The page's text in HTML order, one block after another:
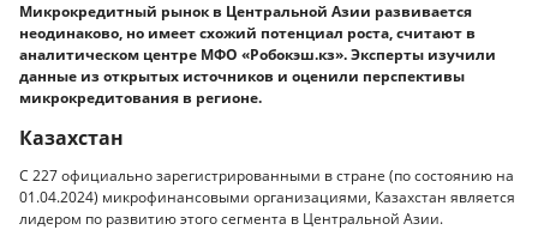
Микрокредитный рынок в Центральной Азии развивается
неодинаково, но имеет схожий потенциал роста, считают в
аналитическом центре МФО «Робокэш.кз». Эксперты изучили
данные из открытых источников и оценили перспективы
микрокредитования в регионе.
Казахстан
С 227 официально зарегистрированными в стране (по состоянию на
01.04.2024) микрофинансовыми организациями, Казахстан является
лидером по развитию этого сегмента в Центральной Азии.